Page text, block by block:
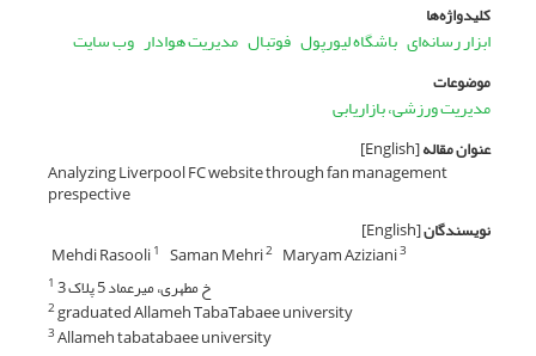
کلیدواژه‌ها
ابزار رسانه‌ای باشگاه لیورپول فوتبال مدیریت هوادار وب سایت
موضوعات
مدیریت ورزشی، بازاریابی
عنوان مقاله[English]
Analyzing Liverpool FC website through fan management
prespective
نویسندگان[English]
Mehdi Rasooli1 Saman Mehri2 Maryam Aziziani3
1
خ مطهری، میرعماد 5 پلاک 3
2graduated Allameh TabaTabaee university
3Allameh tabatabaee university